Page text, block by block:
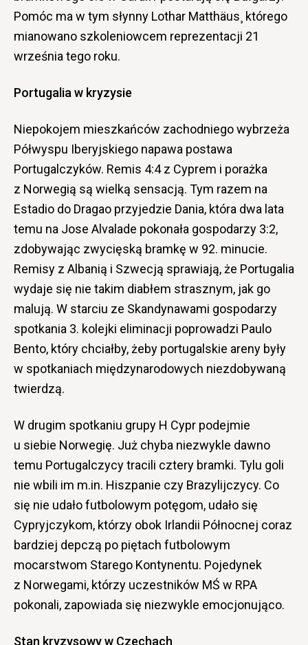
Pomóc ma w tym słynny Lothar Matthäus¸ którego
mianowano szkoleniowcem reprezentacji 21
września tego roku.
Portugalia w kryzysie
Niepokojem mieszkańców zachodniego wybrzeża
Półwyspu Iberyjskiego napawa postawa
Portugalczyków. Remis 4:4 z Cyprem i porażka
z Norwegią są wielką sensacją. Tym razem na
Estadio do Dragao przyjedzie Dania, która dwa lata
temu na Jose Alvalade pokonała gospodarzy 3:2,
zdobywając zwycięską bramkę w 92. minucie.
Remisy z Albanią i Szwecją sprawiają, że Portugalia
wydaje się nie takim diabłem strasznym, jak go
malują. W starciu ze Skandynawami gospodarzy
spotkania 3. kolejki eliminacji poprowadzi Paulo
Bento, który chciałby, żeby portugalskie areny były
w spotkaniach międzynarodowych niezdobywaną
twierdzą.
W drugim spotkaniu grupy H Cypr podejmie
u siebie Norwegię. Już chyba niezwykle dawno
temu Portugalczycy tracili cztery bramki. Tylu goli
nie wbili im m.in. Hiszpanie czy Brazylijczycy. Co
się nie udało futbolowym potęgom, udało się
Cypryjczykom, którzy obok Irlandii Północnej coraz
bardziej depczą po piętach futbolowym
mocarstwom Starego Kontynentu. Pojedynek
z Norwegami, którzy uczestników MŚ w RPA
pokonali, zapowiada się niezwykle emocjonująco.
Stan kryzysowy w Czechach